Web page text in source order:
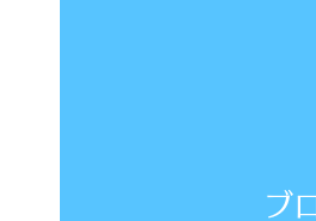
ブ